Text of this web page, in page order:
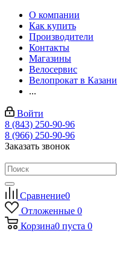
О компании
Как купить
Производители
Контакты
Магазины
Велосервис
Велопрокат в Казани
...
Войти
8 (843) 250-90-96
8 (966) 250-90-96
Заказать звонок
Сравнение0
Отложенные 0
Корзина0 пуста 0